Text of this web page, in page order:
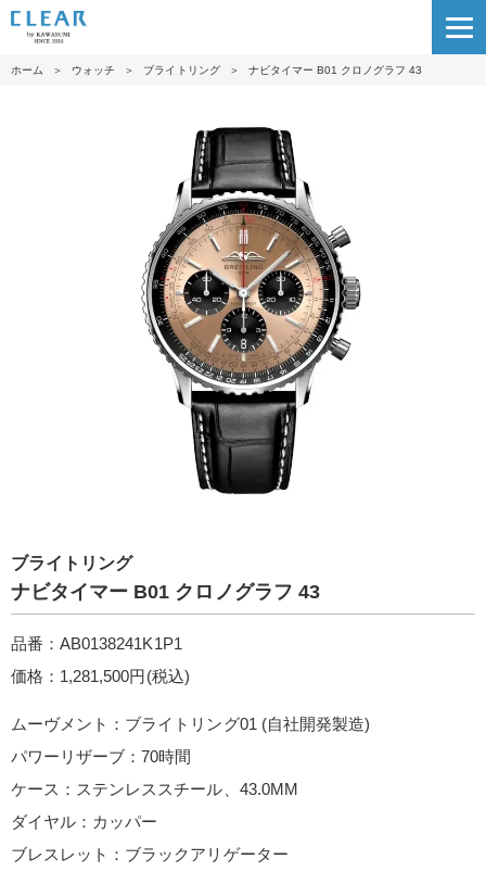
ホーム ＞ ウォッチ ＞ ブライトリング ＞ ナビタイマー B01 クロノグラフ 43
ブライトリング
ナビタイマー B01 クロノグラフ 43
品番：AB0138241K1P1
価格：1,281,500円(税込)
ムーヴメント：ブライトリング01 (自社開発製造)
パワーリザーブ：70時間
ケース：ステンレススチール、43.0MM
ダイヤル：カッパー
ブレスレット：ブラックアリゲーター